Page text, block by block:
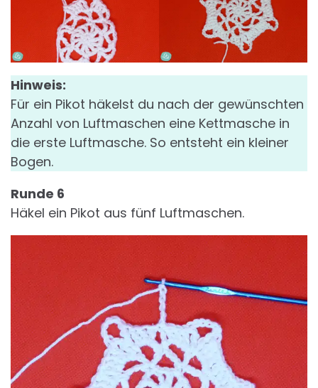
Hinweis:
Für ein Pikot häkelst du nach der gewünschten
Anzahl von Luftmaschen eine Kettmasche in
die erste Luftmasche. So entsteht ein kleiner
Bogen.
Runde 6
Häkel ein Pikot aus fünf Luftmaschen.